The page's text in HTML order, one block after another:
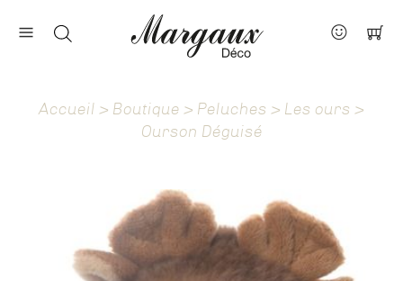
Nos marques
À propos
Accueil > Boutique > Peluches > Les ours >
Ourson Déguisé